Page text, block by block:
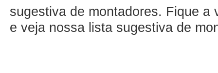
sugestiva de montadores. Fique a
e veja nossa lista sugestiva de